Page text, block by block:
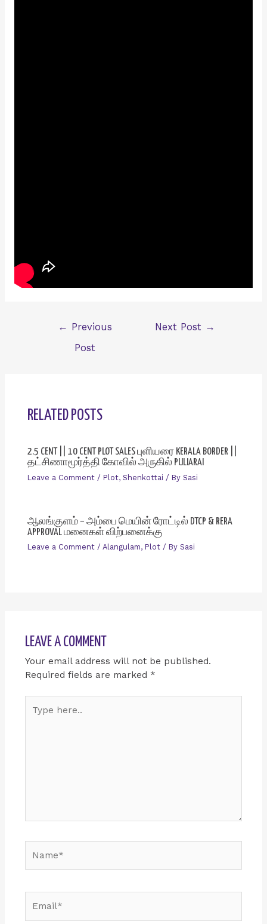
← Previous
Post
Next Post →
RELATED POSTS
2.5 CENT || 10 CENT PLOT SALES புளியரை KERALA BORDER ||
தட்சிணாமூர்த்தி கோவில் அருகில் PULIARAI
Leave a Comment / Plot, Shenkottai / By Sasi
ஆலங்குளம் – அம்பை மெயின் ரோட்டில் DTCP & RERA
APPROVAL மனைகள் விற்பனைக்கு
Leave a Comment / Alangulam, Plot/ By Sasi
LEAVE A COMMENT
Your email address will not be published.
Required fields are marked *
here..